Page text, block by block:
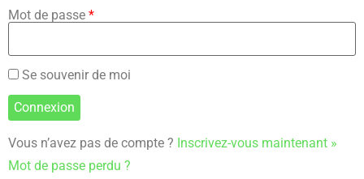
Mot de passe *
Se souvenir de moi
Vous n’avez pas de compte ? Inscrivez-vous maintenant »
Mot de passe perdu ?